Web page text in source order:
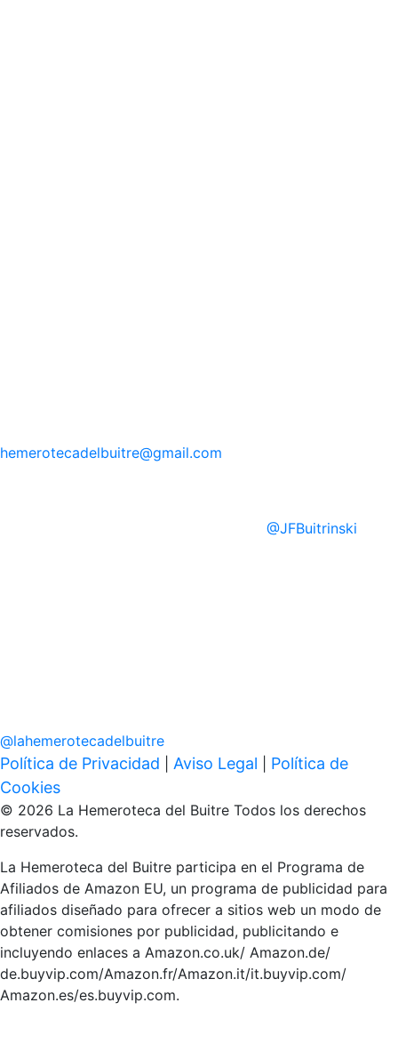
hemerotecadelbuitre@gmail.com
@JFBuitrinski
@lahemerotecadelbuitre
Política de Privacidad Aviso Legal
Política de
Cookies
© 2026 La Hemeroteca del Buitre Todos los derechos
reservados.
La Hemeroteca del Buitre participa en el Programa de
Afiliados de Amazon EU, un programa de publicidad para
afiliados diseñado para ofrecer a sitios web un modo de
obtener comisiones por publicidad, publicitando e
incluyendo enlaces a Amazon.co.uk/ Amazon.de/
de.buyvip.com/Amazon.fr/Amazon.it/it.buyvip.com/
Amazon.es/es.buyvip.com.